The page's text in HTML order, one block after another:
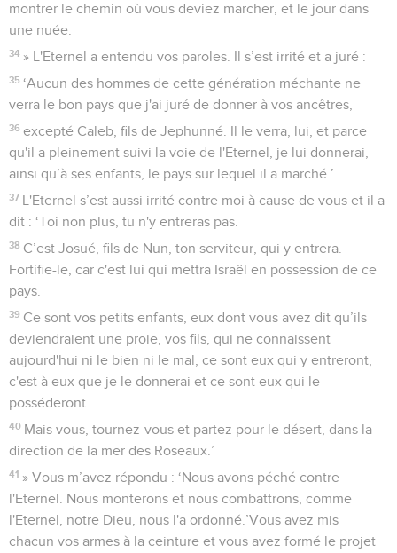
montrer le chemin où vous deviez marcher, et le jour dans
une nuée.
34 » L'Eternel a entendu vos paroles. Il s’est irrité et a juré :
35 ‘Aucun des hommes de cette génération méchante ne
verra le bon pays que j'ai juré de donner à vos ancêtres,
36 excepté Caleb, fils de Jephunné. Il le verra, lui, et parce
qu'il a pleinement suivi la voie de l'Eternel, je lui donnerai,
ainsi qu’à ses enfants, le pays sur lequel il a marché.’
37 L'Eternel s’est aussi irrité contre moi à cause de vous et il a
dit : ‘Toi non plus, tu n'y entreras pas.
38 C’est Josué, fils de Nun, ton serviteur, qui y entrera.
Fortifie-le, car c'est lui qui mettra Israël en possession de ce
pays.
39 Ce sont vos petits enfants, eux dont vous avez dit qu’ils
deviendraient une proie, vos fils, qui ne connaissent
aujourd'hui ni le bien ni le mal, ce sont eux qui y entreront,
c'est à eux que je le donnerai et ce sont eux qui le
posséderont.
40 Mais vous, tournez-vous et partez pour le désert, dans la
direction de la mer des Roseaux.’
41 » Vous m’avez répondu : ‘Nous avons péché contre
l'Eternel. Nous monterons et nous combattrons, comme
l'Eternel, notre Dieu, nous l'a ordonné.’Vous avez mis
chacun vos armes à la ceinture et vous avez formé le projet